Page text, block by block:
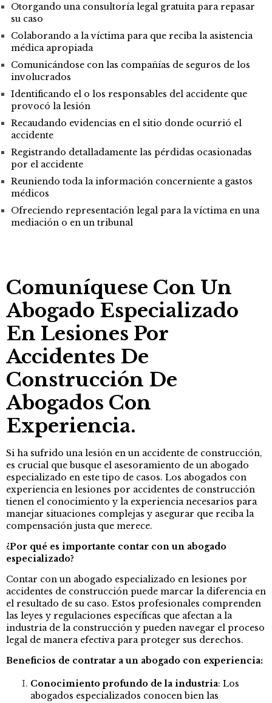
Otorgando una consultoría legal gratuita para repasar
su caso
Colaborando a la víctima para que reciba la asistencia
médica apropiada
Comunicándose con las compañías de seguros de los
involucrados
Identificando el o los responsables del accidente que
provocó la lesión
Recaudando evidencias en el sitio donde ocurrió el
accidente
Registrando detalladamente las pérdidas ocasionadas
por el accidente
Reuniendo toda la información concerniente a gastos
médicos
Ofreciendo representación legal para la víctima en una
mediación o en un tribunal
Comuníquese Con Un
Abogado Especializado
En Lesiones Por
Accidentes De
Construcción De
Abogados Con
Experiencia.
Si ha sufrido una lesión en un accidente de construcción,
es crucial que busque el asesoramiento de un abogado
especializado en este tipo de casos. Los abogados con
experiencia en lesiones por accidentes de construcción
tienen el conocimiento y la experiencia necesarios para
manejar situaciones complejas y asegurar que reciba la
compensación justa que merece.
¿Por qué es importante contar con un abogado
especializado?
Contar con un abogado especializado en lesiones por
accidentes de construcción puede marcar la diferencia en
el resultado de su caso. Estos profesionales comprenden
las leyes y regulaciones específicas que afectan a la
industria de la construcción y pueden navegar el proceso
legal de manera efectiva para proteger sus derechos.
Beneficios de contratar a un abogado con experiencia:
Conocimiento profundo de la industria: Los
abogados especializados conocen bien las